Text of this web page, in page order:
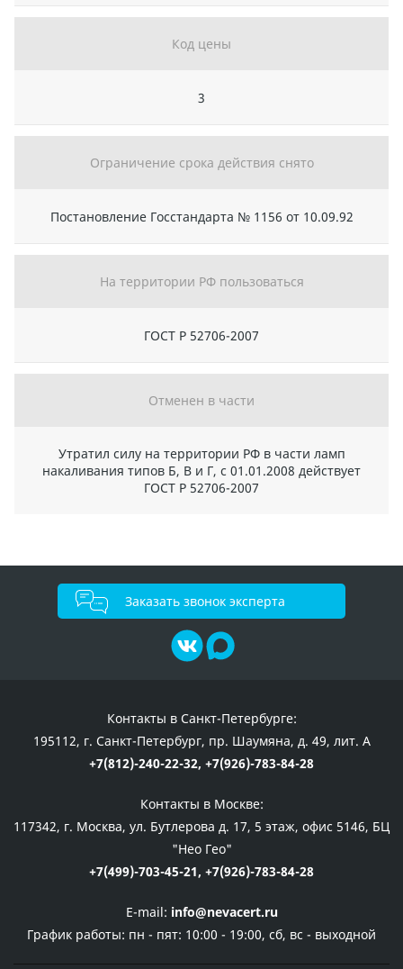
Код цены
3
Ограничение срока действия снято
Постановление Госстандарта № 1156 от 10.09.92
На территории РФ пользоваться
ГОСТ Р 52706-2007
Отменен в части
Утратил силу на территории РФ в части ламп
накаливания типов Б, В и Г, с 01.01.2008 действует
ГОСТ Р 52706-2007
Заказать звонок эксперта
Контакты в Санкт-Петербурге:
195112, г. Санкт-Петербург, пр. Шаумяна, д. 49, лит. А
+7(812)-240-22-32, +7(926)-783-84-28
Контакты в Москве:
117342, г. Москва, ул. Бутлерова д. 17, 5 этаж, офис 5146, БЦ
"Нео Гео"
+7(499)-703-45-21, +7(926)-783-84-28
E-mail: info@nevacert.ru
График работы: пн - пят: 10:00 - 19:00, сб, вс - выходной